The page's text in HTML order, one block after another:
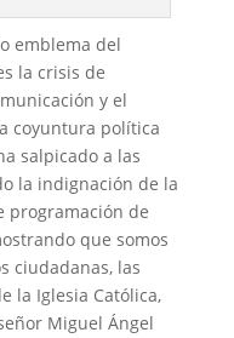
emblema del
la crisis de
y el
coyuntura política
salpicado a las
la indignación de la
programación de
que somos
ciudadanas, las
la Iglesia Católica,
Miguel Ángel